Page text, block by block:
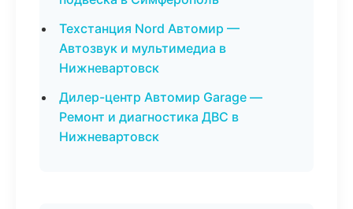
Техстанция Nord Автомир —
Автозвук и мультимедиа в
Нижневартовск
Дилер-центр Автомир Garage —
Ремонт и диагностика ДВС в
Нижневартовск